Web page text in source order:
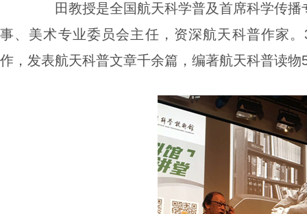
田教授是全国航天科学普及首席科学传
事、美术专业委员会主任，资深航天科普作家。
作，发表航天科普文章千余篇，编著航天科普读物